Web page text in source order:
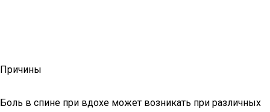
Причины
Боль в спине при вдохе может возникать при различных